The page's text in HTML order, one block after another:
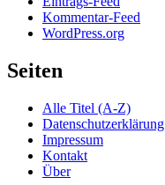
Kommentar-Feed
WordPress.org
Seiten
Alle Titel (A-Z)
Datenschutzerklärung
Impressum
Kontakt
Über